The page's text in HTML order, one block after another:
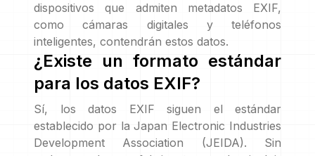
dispositivos que admiten metadatos EXIF,
como cámaras digitales y teléfonos
inteligentes, contendrán estos datos.
¿Existe un formato estándar
para los datos EXIF?
Sí, los datos EXIF siguen el estándar
establecido por la Japan Electronic Industries
Development Association (JEIDA). Sin